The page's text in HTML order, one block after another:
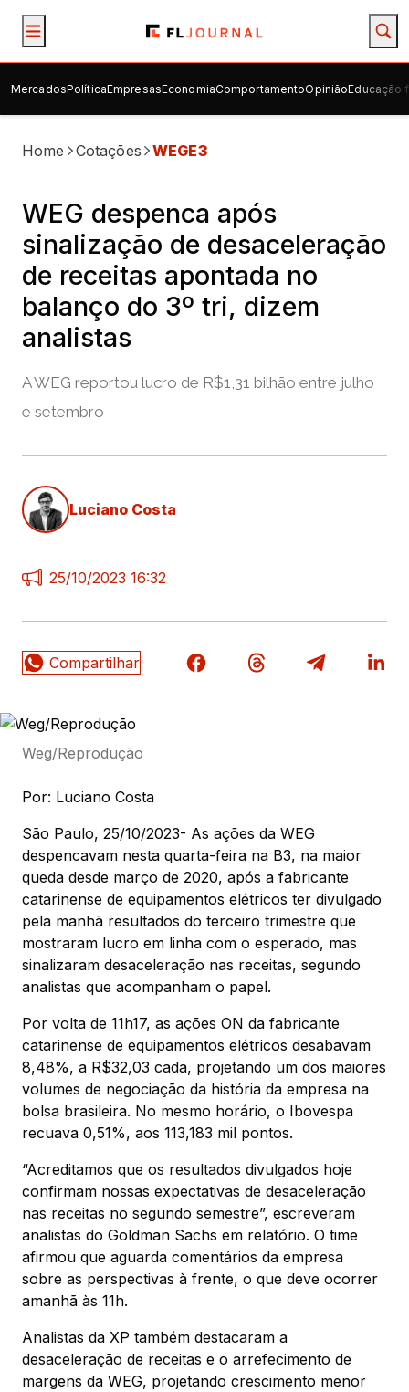
MercadosPolíticaEmpresasEconomiaComportamentoOpiniãoEducação
Home Cotações WEGE3
WEG despenca após
sinalização de desaceleração
de receitas apontada no
balanço do 3º tri, dizem
analistas
A WEG reportou lucro de R$1,31 bilhão entre julho
e setembro
Luciano Costa
25/10/2023 16:32
Weg/Reprodução
Por: Luciano Costa
São Paulo, 25/10/2023- As ações da WEG
despencavam nesta quarta-feira na B3, na maior
queda desde março de 2020, após a fabricante
catarinense de equipamentos elétricos ter divulgado
pela manhã resultados do terceiro trimestre que
mostraram lucro em linha com o esperado, mas
sinalizaram desaceleração nas receitas, segundo
analistas que acompanham o papel.
Por volta de 11h17, as ações ON da fabricante
catarinense de equipamentos elétricos desabavam
8,48%, a R$32,03 cada, projetando um dos maiores
volumes de negociação da história da empresa na
bolsa brasileira. No mesmo horário, o Ibovespa
recuava 0,51%, aos 113,183 mil pontos.
“Acreditamos que os resultados divulgados hoje
confirmam nossas expectativas de desaceleração
nas receitas no segundo semestre”, escreveram
analistas do Goldman Sachs em relatório. O time
afirmou que aguarda comentários da empresa
sobre as perspectivas à frente, o que deve ocorrer
amanhã às 11h.
Analistas da XP também destacaram a
desaceleração de receitas e o arrefecimento de
margens da WEG, projetando crescimento menor